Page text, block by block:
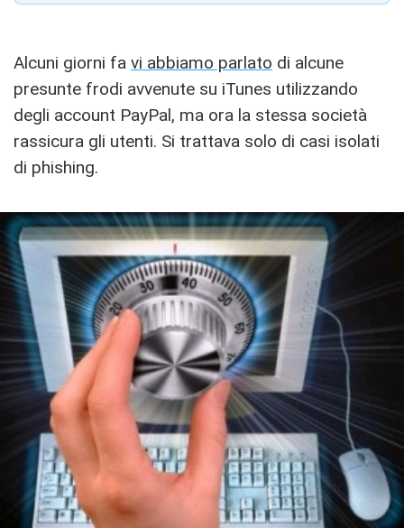
Alcuni giorni fa vi abbiamo parlato di alcune
presunte frodi avvenute su iTunes utilizzando
degli account PayPal, ma ora la stessa società
rassicura gli utenti. Si trattava solo di casi isolati
di phishing.